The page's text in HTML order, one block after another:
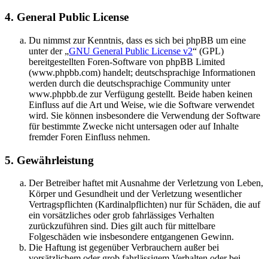
4. General Public License
Du nimmst zur Kenntnis, dass es sich bei phpBB um eine
unter der „GNU General Public License v2“ (GPL)
bereitgestellten Foren-Software von phpBB Limited
(www.phpbb.com) handelt; deutschsprachige Informationen
werden durch die deutschsprachige Community unter
www.phpbb.de zur Verfügung gestellt. Beide haben keinen
Einfluss auf die Art und Weise, wie die Software verwendet
wird. Sie können insbesondere die Verwendung der Software
für bestimmte Zwecke nicht untersagen oder auf Inhalte
fremder Foren Einfluss nehmen.
5. Gewährleistung
Der Betreiber haftet mit Ausnahme der Verletzung von Leben,
Körper und Gesundheit und der Verletzung wesentlicher
Vertragspflichten (Kardinalpflichten) nur für Schäden, die auf
ein vorsätzliches oder grob fahrlässiges Verhalten
zurückzuführen sind. Dies gilt auch für mittelbare
Folgeschäden wie insbesondere entgangenen Gewinn.
Die Haftung ist gegenüber Verbrauchern außer bei